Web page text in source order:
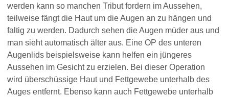
werden kann so manchen Tribut fordern im Aussehen,
teilweise fängt die Haut um die Augen an zu hängen und
faltig zu werden. Dadurch sehen die Augen müder aus und
man sieht automatisch älter aus. Eine OP des unteren
Augenlids beispielsweise kann helfen ein jüngeres
Aussehen im Gesicht zu erzielen. Bei dieser Operation
wird überschüssige Haut und Fettgewebe unterhalb des
Auges entfernt. Ebenso kann auch Fettgewebe unterhal b